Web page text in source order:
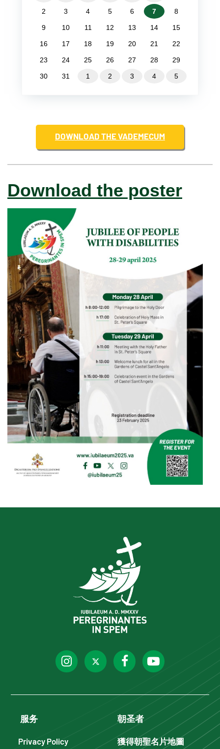
2 3 4 5 6 7 8
9 10 11 12 13 14 15
16 17 18 19 20 21 22
23 24 25 26 27 28 29
30 31 1 2 3 4 5
DOWNLOAD THE VADEMECUM
Download the poster
服务
Privacy Policy
朝圣者
獲得朝聖名片地圖